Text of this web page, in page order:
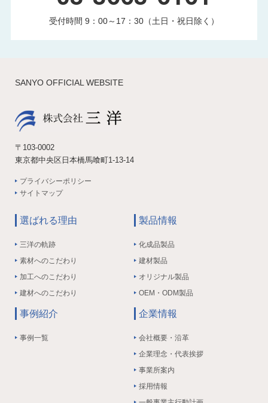
受付時間 9：00～17：30（土日・祝日除く）
SANYO OFFICIAL WEBSITE
〒103-0002
東京都中央区日本橋馬喰町1-13-14
プライバシーポリシー
サイトマップ
選ばれる理由
三洋の軌跡
素材へのこだわり
加工へのこだわり
建材へのこだわり
製品情報
化成品製品
建材製品
オリジナル製品
OEM・ODM製品
事例紹介
事例一覧
企業情報
会社概要・沿革
企業理念・代表挨拶
事業所案内
採用情報